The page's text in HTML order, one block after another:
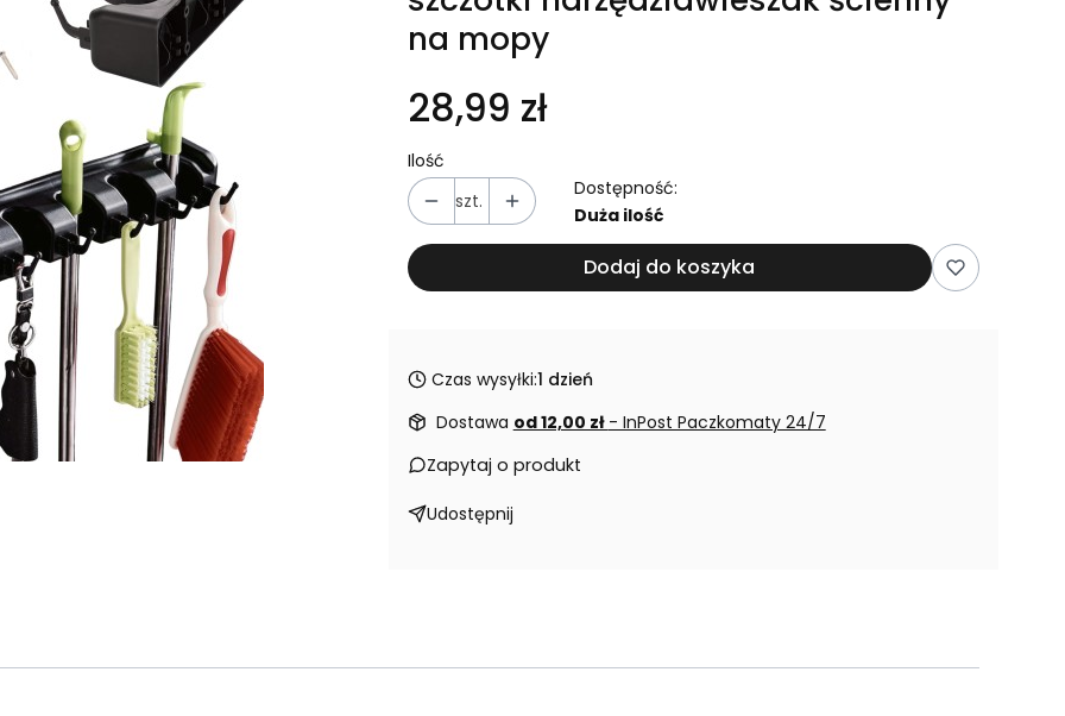
na mopy
28,99 zł
Ilość
szt.
Dostępność:
Duża ilość
Dodaj do koszyka
Czas wysyłki:1 dzień
Dostawa od 12,00 zł - InPost Paczkomaty 24/7
Zapytaj o produkt
Udostępnij